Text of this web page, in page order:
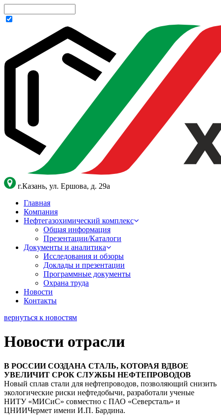
г.Казань, ул. Ершова, д. 29а
Главная
Компания
Нефтегазохимический комплекс
Общая информация
Презентации/Каталоги
Документы и аналитика
Исследования и обзоры
Доклады и презентации
Программные документы
Охрана труда
Новости
Контакты
вернуться к новостям
Новости отрасли
В РОССИИ СОЗДАНА СТАЛЬ, КОТОРАЯ ВДВОЕ
УВЕЛИЧИТ СРОК СЛУЖБЫ НЕФТЕПРОВОДОВ
Новый сплав стали для нефтепроводов, позволяющий снизить
экологические риски нефтедобычи, разработали ученые
НИТУ «МИСиС» совместно с ПАО «Северсталь» и
ЦНИИЧермет имени И.П. Бардина.